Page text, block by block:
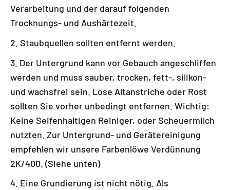
Verarbeitung und der darauf folgenden
Trocknungs- und Aushärtezeit.
Staubquellen sollten entfernt werden.
Der Untergrund kann vor Gebauch angeschliffen
werden und muss sauber, trocken, fett-, silikon-
und wachsfrei sein. Lose Altanstriche oder Rost
sollten Sie vorher unbedingt entfernen. Wichtig:
Keine Seifenhaltigen Reiniger, oder Scheuermilch
nutzten. Zur Untergrund- und Gerätereinigung
empfehlen wir unsere Farbenlöwe Verdünnung
2K/400. (Siehe unten)
Eine Grundierung ist nicht nötig. Als